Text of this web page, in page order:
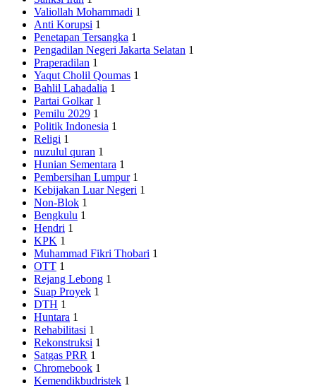
Valiollah Mohammadi 1
Anti Korupsi 1
Penetapan Tersangka 1
Pengadilan Negeri Jakarta Selatan 1
Praperadilan 1
Yaqut Cholil Qoumas 1
Bahlil Lahadalia 1
Partai Golkar 1
Pemilu 2029 1
Politik Indonesia 1
Religi 1
nuzulul quran 1
Hunian Sementara 1
Pembersihan Lumpur 1
Kebijakan Luar Negeri 1
Non-Blok 1
Bengkulu 1
Hendri 1
KPK 1
Muhammad Fikri Thobari 1
OTT 1
Rejang Lebong 1
Suap Proyek 1
DTH 1
Huntara 1
Rehabilitasi 1
Rekonstruksi 1
Satgas PRR 1
Chromebook 1
Kemendikbudristek 1